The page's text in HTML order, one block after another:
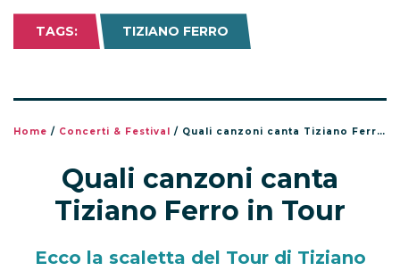
TAGS: TIZIANO FERRO
Home / Concerti & Festival / Quali canzoni canta Tiziano Ferro in Tour
Quali canzoni canta
Tiziano Ferro in Tour
Ecco la scaletta del Tour di Tiziano